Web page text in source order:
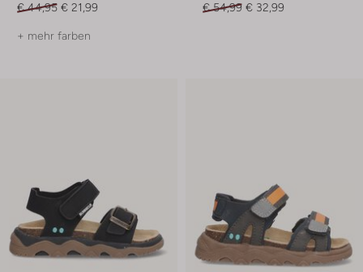
€ 44,95 € 21,99
+ mehr farben
€ 54,99 € 32,99